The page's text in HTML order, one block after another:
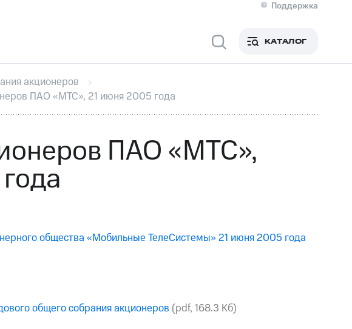
Поддержка
Медиа-центр
КонтактыНовости в регионе
Информация акционерам
капиталКонтроль и аудитРынок акций
облигаций Описание
Устойчивое развитие
Комплаенс и деловая этика
КАТАЛОГ
акционеров
ПАО «МТС», 21 июня 2005 года
ПАО «МТС»,
общества «Мобильные ТелеСистемы» 21 июня 2005 года
общего собрания акционеров (pdf, 168.3 Кб)